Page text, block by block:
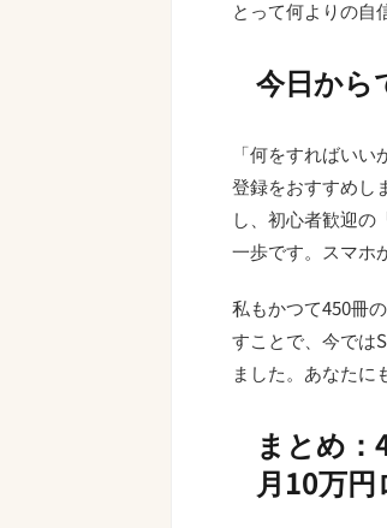
とって何よりの自
今日から
「何をすればい
登録をおすすめし
し、初心者歓迎の
一歩です。スマホ
私もかつて450冊
すことで、今では
ました。あなたに
まとめ
月10万円